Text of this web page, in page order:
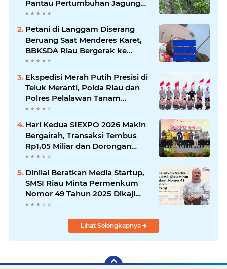
Pantau Pertumbuhan Jagung
Petani di Desa Air Hitam
Petani di Langgam Diserang
Beruang Saat Menderes Karet,
BBKSDA Riau Bergerak ke
Lokasi
Ekspedisi Merah Putih Presisi di
Teluk Meranti, Polda Riau dan
Polres Pelalawan Tanam
Mangrove Demi Negeri
Hari Kedua SIEXPO 2026 Makin
Bergairah, Transaksi Tembus
Rp1,05 Miliar dan Dorongan
Palm Oil Institute Menguat
Dinilai Beratkan Media Startup,
SMSI Riau Minta Permenkum
Nomor 49 Tahun 2025 Dikaji
Ulang
Lihat Selengkapnya